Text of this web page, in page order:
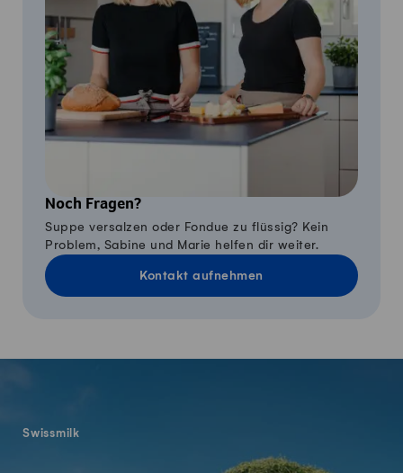
Noch Fragen?
Suppe versalzen oder Fondue zu flüssig? Kein
Problem, Sabine und Marie helfen dir weiter.
Kontakt aufnehmen
Swissmilk